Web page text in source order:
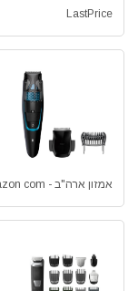
LastPrice
אמזון ארה"ב - Amazon com